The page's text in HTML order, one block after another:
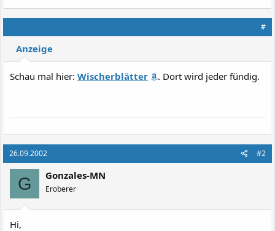
#
Anzeige
Schau mal hier: Wischerblätter . Dort wird jeder fündig.
26.09.2002 #2
G Gonzales-MN
Eroberer
Hi,